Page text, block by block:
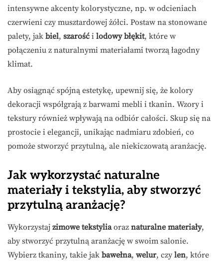
intensywne akcenty kolorystyczne, np. w odcieniach
czerwieni czy musztardowej żółci. Postaw na stonowane
palety, jak biel, szarość i lodowy błękit, które w
połączeniu z naturalnymi materiałami tworzą łagodny
klimat.
Aby osiągnąć spójną estetykę, upewnij się, że kolory
dekoracji współgrają z barwami mebli i tkanin. Wzory i
tekstury również wpływają na odbiór całości. Skup się na
prostocie i elegancji, unikając nadmiaru zdobień, co
pomoże stworzyć przytulną, ale niekiczowatą aranżację.
Jak wykorzystać naturalne
materiały i tekstylia, aby stworzyć
przytulną aranżację?
Wykorzystaj zimowe tekstyliaoraz naturalne materiały,
aby stworzyć przytulną aranżację w swoim salonie.
Wybierz tkaniny, takie jak bawełna, welur, czy len, które